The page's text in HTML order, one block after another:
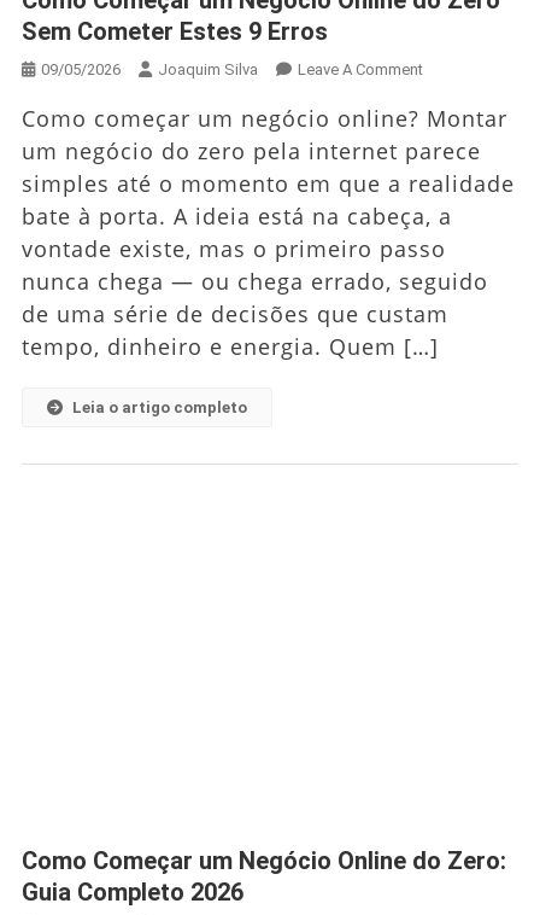
Sem Cometer Estes 9 Erros
09/05/2026 Joaquim Silva Leave A CommentOn
Começar
Um
Negócio
Zero
Sem
Cometer
Estes
Como começar um negócio online? Montar
um negócio do zero pela internet parece
simples até o momento em que a realidade
bate à porta. A ideia está na cabeça, a
vontade existe, mas o primeiro passo
nunca chega — ou chega errado, seguido
de uma série de decisões que custam
tempo, dinheiro e energia. Quem […]
Leia o artigo completo
Como Começar um Negócio Online do Zero:
Guia Completo 2026